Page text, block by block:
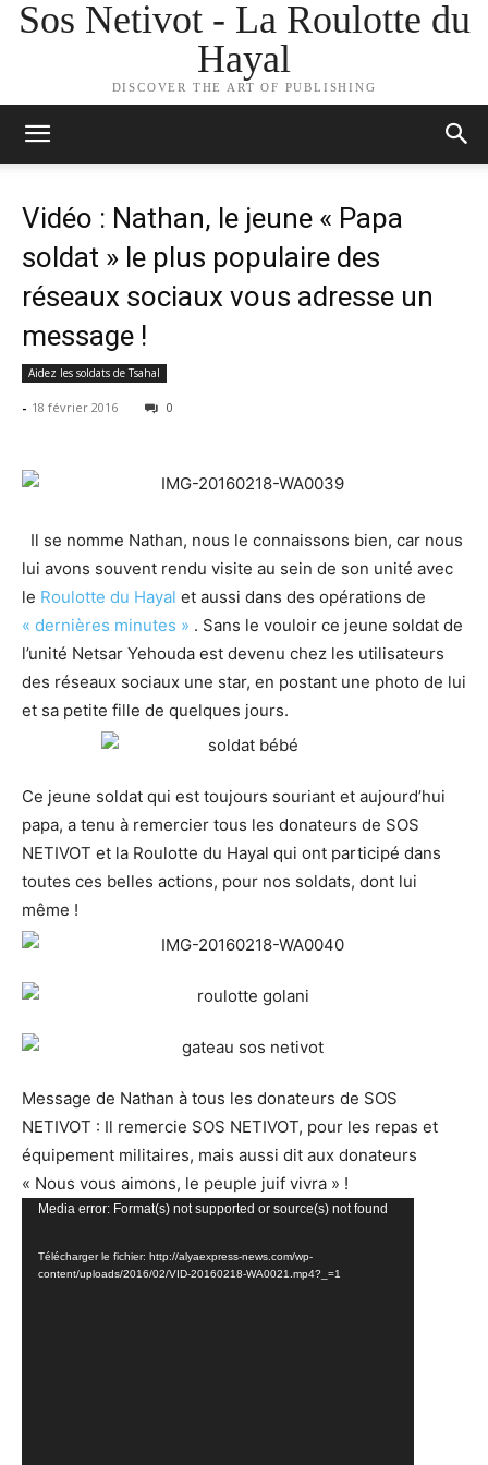
Sos Netivot - La Roulotte du
Hayal
DISCOVER THE ART OF PUBLISHING
Vidéo : Nathan, le jeune « Papa
soldat » le plus populaire des
réseaux sociaux vous adresse un
message !
Aidez les soldats de Tsahal
- 18 février 2016 0
Il se nomme Nathan, nous le connaissons bien, car nous
lui avons souvent rendu visite au sein de son unité avec
le Roulotte du Hayal et aussi dans des opérations de
« dernières minutes » . Sans le vouloir ce jeune soldat de
l’unité Netsar Yehouda est devenu chez les utilisateurs
des réseaux sociaux une star, en postant une photo de lui
et sa petite fille de quelques jours.
Ce jeune soldat qui est toujours souriant et aujourd’hui
papa, a tenu à remercier tous les donateurs de SOS
NETIVOT et la Roulotte du Hayal qui ont participé dans
toutes ces belles actions, pour nos soldats, dont lui
même !
Message de Nathan à tous les donateurs de SOS
NETIVOT : Il remercie SOS NETIVOT, pour les repas et
équipement militaires, mais aussi dit aux donateurs
« Nous vous aimons, le peuple juif vivra » !
Lecteur
Media error: Format(s) not supported or source(s) not found
Télécharger le fichier: http://alyaexpress-news.com/wp-
content/uploads/2016/02/VID-20160218-WA0021.mp4?_=1